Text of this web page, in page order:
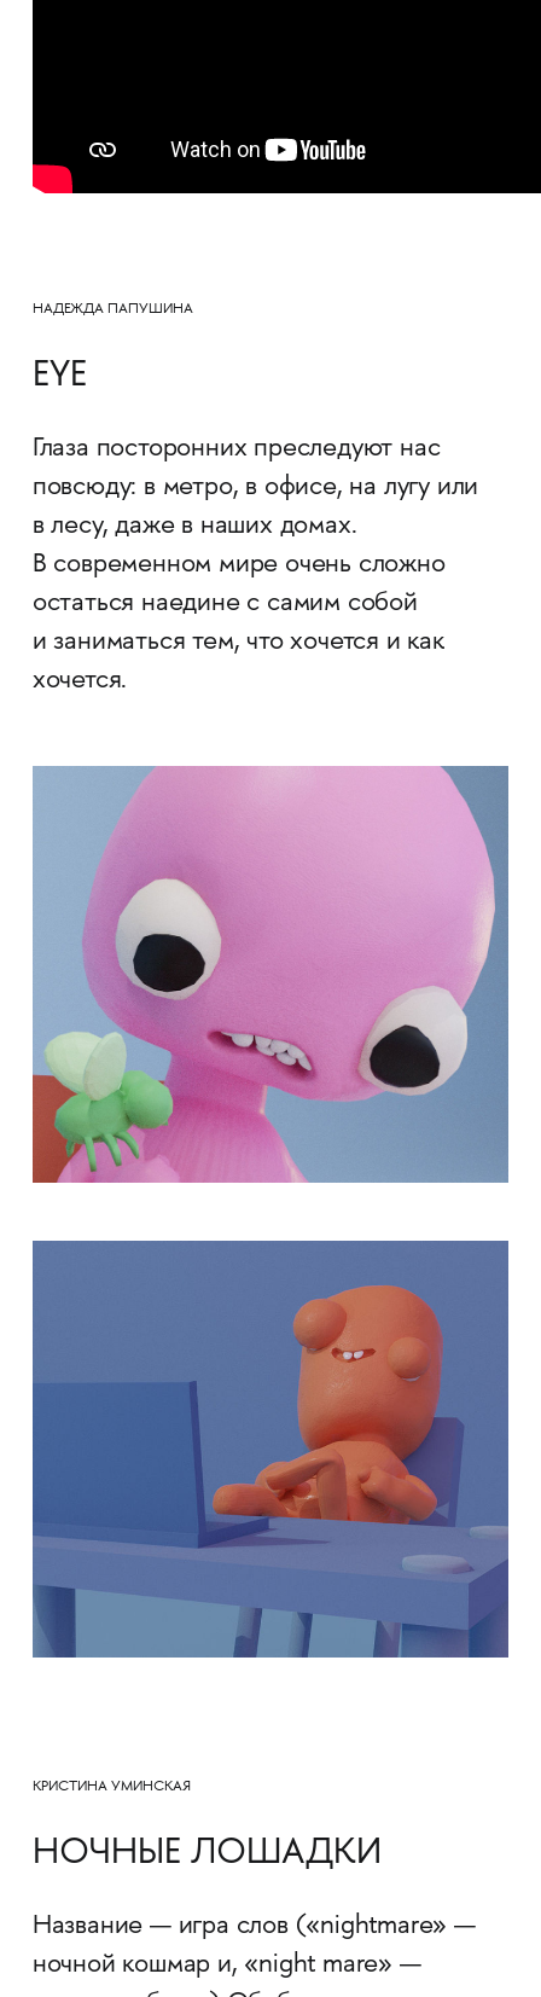
НАДЕЖДА ПАПУШИНА
EYE
Глаза посторонних преследуют нас
повсюду: в метро, в офисе, на лугу или
в лесу, даже в наших домах.
В современном мире очень сложно
остаться наедине с самим собой
и заниматься тем, что хочется и как
хочется.
КРИСТИНА УМИНСКАЯ
НОЧНЫЕ ЛОШАДКИ
Название — игра слов («nightmare» —
ночной кошмар и, «night mare» —